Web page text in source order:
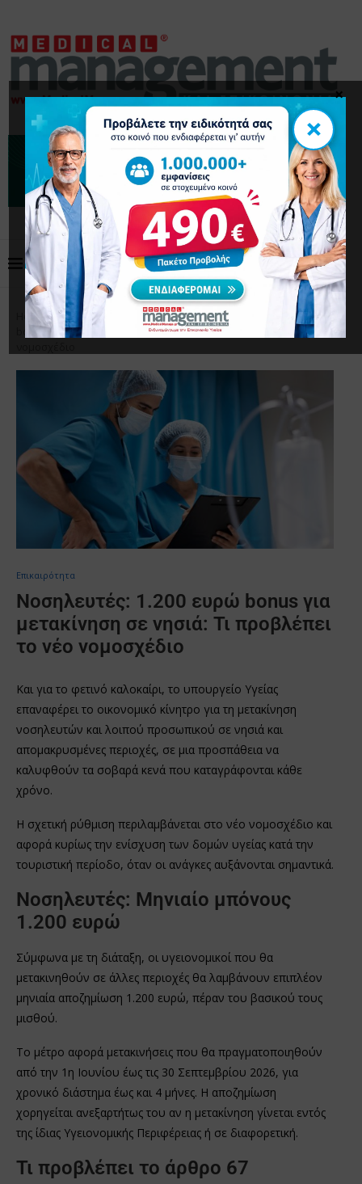
Home Επικαιρότητα
Νοσηλευτές: 1.200 ευρώ
bonus για μετακίνηση σε νησιά: Τι προβλέπει το νέο
Επικαιρότητα
Νοσηλευτές: 1.200 ευρώ bonus για
μετακίνηση σε νησιά: Τι προβλέπει
το νέο νομοσχέδιο
Και για το φετινό καλοκαίρι, το υπουργείο Υγείας
επαναφέρει το οικονομικό κίνητρο για τη μετακίνηση
νοσηλευτών και λοιπού προσωπικού σε νησιά και
απομακρυσμένες περιοχές, σε μια προσπάθεια να
καλυφθούν τα σοβαρά κενά που καταγράφονται κάθε
χρόνο.
Η σχετική ρύθμιση περιλαμβάνεται στο νέο νομοσχέδιο και
αφορά κυρίως την ενίσχυση των δομών υγείας κατά την
τουριστική περίοδο, όταν οι ανάγκες αυξάνονται σημαντικά.
Νοσηλευτές: Μηνιαίο μπόνους
1.200 ευρώ
Σύμφωνα με τη διάταξη, οι υγειονομικοί που θα
μετακινηθούν σε άλλες περιοχές θα λαμβάνουν επιπλέον
μηνιαία αποζημίωση 1.200 ευρώ, πέραν του βασικού τους
μισθού.
Το μέτρο αφορά μετακινήσεις που θα πραγματοποιηθούν
από την 1η Ιουνίου έως τις 30 Σεπτεμβρίου 2026, για
χρονικό διάστημα έως και 4 μήνες. Η αποζημίωση
χορηγείται ανεξαρτήτως του αν η μετακίνηση γίνεται εντός
της ίδιας Υγειονομικής Περιφέρειας ή σε διαφορετική.
Τι προβλέπει το άρθρο 67
×
×